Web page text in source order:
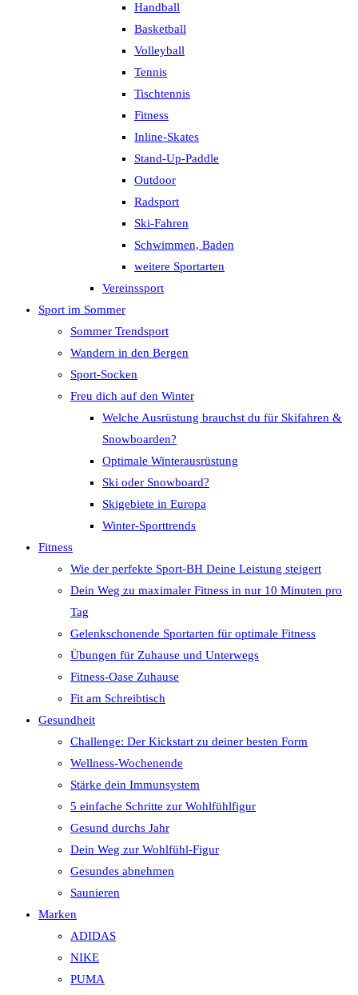
Handball
Basketball
Volleyball
Tennis
Tischtennis
Fitness
Inline-Skates
Stand-Up-Paddle
Outdoor
Radsport
Ski-Fahren
Schwimmen, Baden
weitere Sportarten
Vereinssport
Sport im Sommer
Sommer Trendsport
Wandern in den Bergen
Sport-Socken
Freu dich auf den Winter
Welche Ausrüstung brauchst du für Skifahren &
Snowboarden?
Optimale Winterausrüstung
Ski oder Snowboard?
Skigebiete in Europa
Winter-Sporttrends
Fitness
Wie der perfekte Sport-BH Deine Leistung steigert
Dein Weg zu maximaler Fitness in nur 10 Minuten pro
Tag
Gelenkschonende Sportarten für optimale Fitness
Übungen für Zuhause und Unterwegs
Fitness-Oase Zuhause
Fit am Schreibtisch
Gesundheit
Challenge: Der Kickstart zu deiner besten Form
Wellness-Wochenende
Stärke dein Immunsystem
5 einfache Schritte zur Wohlfühlfigur
Gesund durchs Jahr
Dein Weg zur Wohlfühl-Figur
Gesundes abnehmen
Saunieren
Marken
ADIDAS
NIKE
PUMA